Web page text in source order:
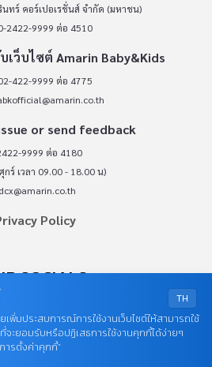
ทร์ คอร์เปอเรชั่นส์ จำกัด (มหาชน)
2422-9999 ต่อ 4510
ว็บไซต์ Amarin Baby&Kids
422-9999 ต่อ 4775
or send feedback
9999 ต่อ 4180
กร์ เวลา 09.00 - 18.00 น)
Policy
SOCIALS
TH
เพิ่มประสบการณ์การใช้งานเว็บไซต์ให้สามารถใช้
ะยอมรับหรือปฏิเสธการใช้งานคุกกี้ได้ง่ายๆ
ารตั้งค่าคุกกี้”